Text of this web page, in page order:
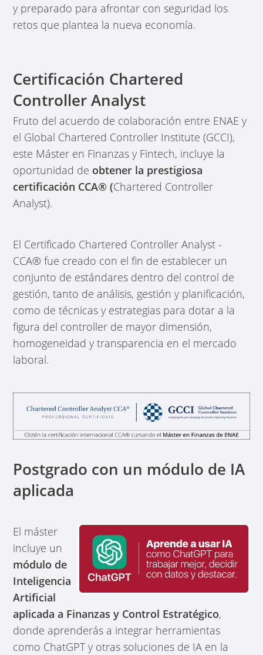
y preparado para afrontar con seguridad los
retos que plantea la nueva economía.
Certificación Chartered
Controller Analyst
Fruto del acuerdo de colaboración entre ENAE y
el Global Chartered Controller Institute (GCCI),
este Máster en Finanzas y Fintech, incluye la
oportunidad de obtener la prestigiosa
certificación CCA® (Chartered Controller
Analyst).
El Certificado Chartered Controller Analyst -
CCA® fue creado con el fin de establecer un
conjunto de estándares dentro del control de
gestión, tanto de análisis, gestión y planificación,
como de técnicas y estrategias para dotar a la
figura del controller de mayor dimensión,
homogeneidad y transparencia en el mercado
laboral.
Postgrado con un módulo de IA
aplicada
El máster
incluye un
módulo de
Inteligencia
Artificial
aplicada a Finanzas y Control Estratégico,
donde aprenderás a integrar herramientas
como ChatGPT y otras soluciones de IA en la